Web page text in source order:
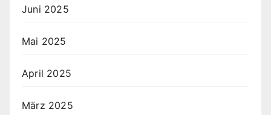
Juni 2025
Mai 2025
April 2025
März 2025